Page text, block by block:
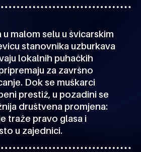
u malom selu u švicarskim
stanovnika uzburkava
lokalnih puhačkih
za završno
Dok se muškarci
prestiž, u pozadini se
društvena promjena:
traže pravo glasa i
u zajednici.